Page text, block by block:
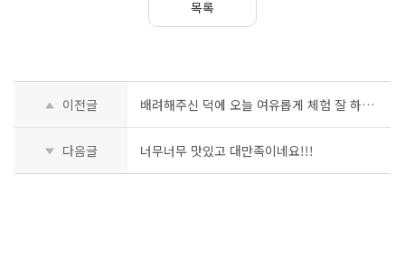
목록
이전글 배려해주신 덕에 오늘 여유롭게 체험 잘 하고 왔습니다.
다음글 너무너무 맛있고 대만족이네요!!!